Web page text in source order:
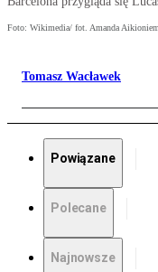
Foto: Wikimedia/ fot. Amanda
Tomasz Wacławek
Powiązane
Polecane
Najnowsze